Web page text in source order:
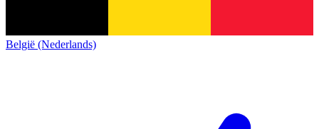
België (Nederlands)